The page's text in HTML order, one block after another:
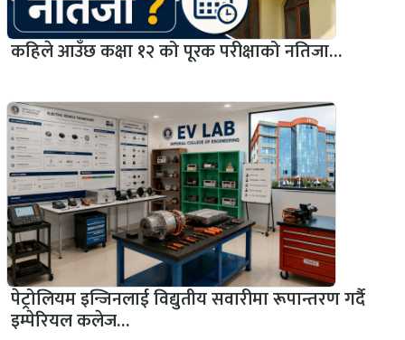
कहिले आउँछ कक्षा १२ को पूरक परीक्षाको नतिजा…
पेट्रोलियम इन्जिनलाई विद्युतीय सवारीमा रूपान्तरण गर्दै
इम्पेरियल कलेज…